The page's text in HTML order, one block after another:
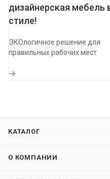
дизайнерская мебель
стиле!
ЭКОлогичное решение для
правильных рабочих мест
КАТАЛОГ
О КОМПАНИИ